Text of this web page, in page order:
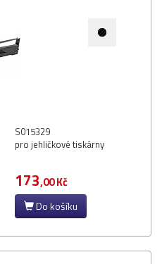
S015329
pro jehličkové tiskárny
173,00 Kč
Do košíku